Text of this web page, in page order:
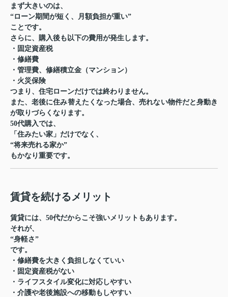
まず大きいのは、
“ローン期間が短く、月額負担が重い”
ことです。
さらに、購入後も以下の費用が発生します。
・固定資産税
・修繕費
・管理費、修繕積立金（マンション）
・火災保険
つまり、住宅ローンだけでは終わりません。
また、老後に住み替えたくなった場合、売れない物件だと身動き
が取りづらくなります。
50代購入では、
「住みたい家」だけでなく、
“将来売れる家か”
もかなり重要です。
賃貸を続けるメリット
賃貸には、50代だからこそ強いメリットもあります。
それが、
“身軽さ”
です。
・修繕費を大きく負担しなくていい
・固定資産税がない
・ライフスタイル変化に対応しやすい
・介護や老後施設への移動もしやすい